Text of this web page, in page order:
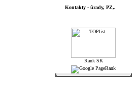
Kontakty - úrady, PZ,.